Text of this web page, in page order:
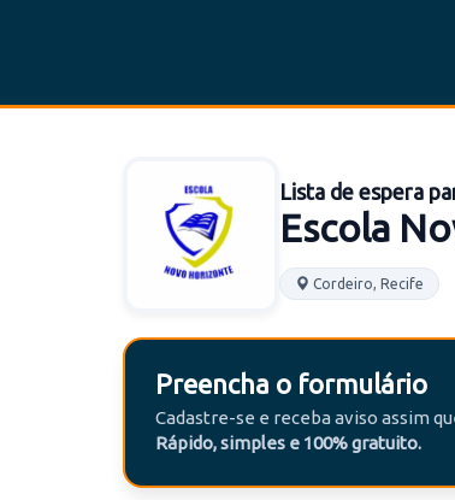
Lista de espera
Escola
Cordeiro, Recife
Preencha o formulário
Cadastre-se e receba aviso assim
Rápido, simples e 100% gratuito.